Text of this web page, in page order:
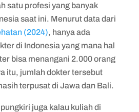
satu profesi yang banyak
saat ini. Menurut data dari
(2024), hanya ada
di Indonesia yang mana hal
bisa menangani 2.000 orang
itu, jumlah dokter tersebut
terpusat di Jawa dan Bali.
juga kalau kuliah di